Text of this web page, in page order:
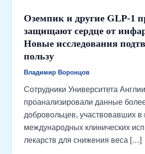
Оземпик и другие GLP-1
защищают сердце от
Новые исследования
пользу
Владимир Воронцов
Сотрудники Университета
проанализировали данные
добровольцев, участвовавших в
международных клинических
лекарств для снижения веса […]